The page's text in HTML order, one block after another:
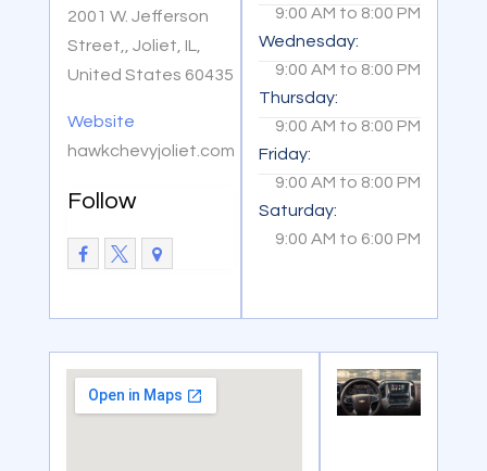
2001 W. Jefferson
Street,, Joliet, IL,
United States 60435
Website
hawkchevyjoliet.com
Follow
9:00 AM to 8:00 PM
Wednesday:
9:00 AM to 8:00 PM
Thursday:
9:00 AM to 8:00 PM
Friday:
9:00 AM to 8:00 PM
Saturday:
9:00 AM to 6:00 PM